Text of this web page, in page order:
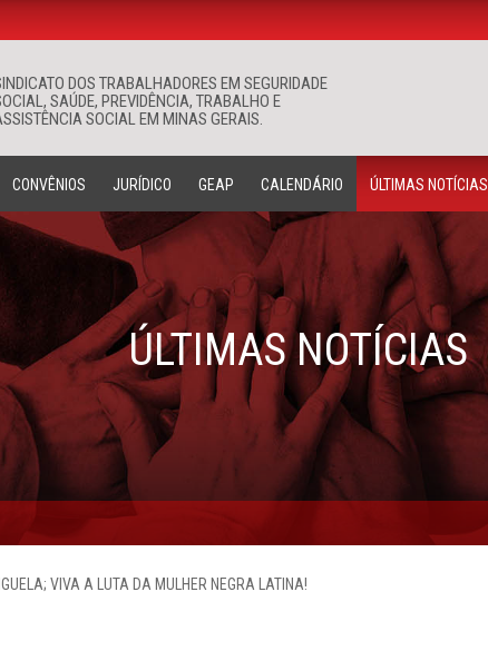
DOS TRABALHADORES EM SEGURIDADE
SAÚDE, PREVIDÊNCIA, TRABALHO E
SOCIAL EM MINAS GERAIS.
Buscar
CONVÊNIOS JURÍDICO GEAP CALENDÁRIO ÚLTIMAS NOTÍCIAS
ÚLTIMAS NOTÍCIAS
VIVA A LUTA DA MULHER NEGRA LATINA!